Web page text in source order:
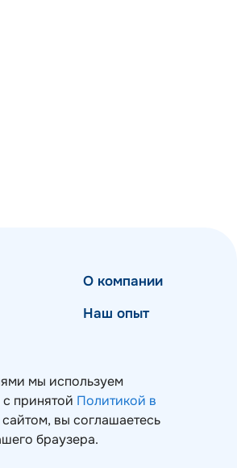
мы используем
принятой Политикой в
вы соглашаетесь
браузера.
О компании
Наш опыт
Блог
Контакты
Карта сайта